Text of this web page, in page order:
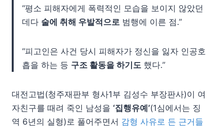
“평소 피해자에게 폭력적인 모습을 보이지 않았던
데다 술에 취해 우발적으로 범행에 이른 점.”
“피고인은 사건 당시 피해자가 정신을 잃자 인공호
흡을 하는 등 구조 활동을 하기도 했다.”
대전고법(청주재판부 형사1부 김성수 부장판사)이 여
자친구를 때려 죽인 남성을 ‘집행유예’(1심에서는 징
역 6년의 실형)로 풀어주면서 감형 사유로 든 근거들